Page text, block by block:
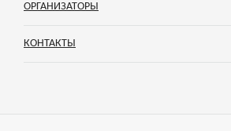
ОРГАНИЗАТОРЫ
КОНТАКТЫ